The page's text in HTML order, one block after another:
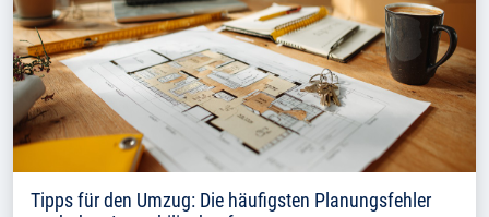
Tipps für den Umzug: Die häufigsten Planungsfehler